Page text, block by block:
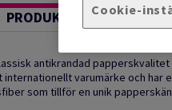
PRODUKTINFORMATION
antikrandad
varumärke och har
som tillför en unik
Cookie-